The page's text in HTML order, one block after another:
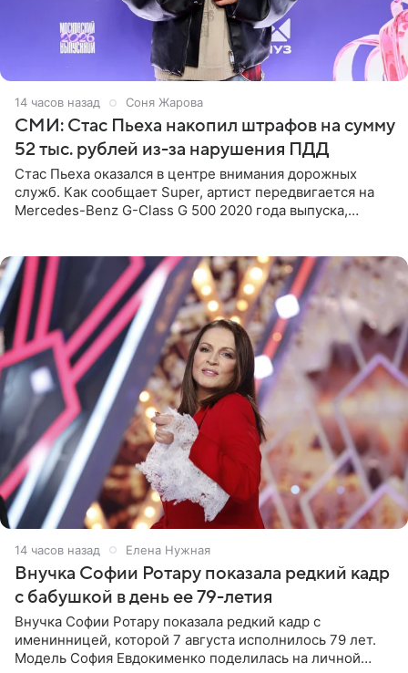
14 часов назад Соня Жарова
СМИ: Стас Пьеха накопил штрафов на сумму
52 тыс. рублей из-за нарушения ПДД
Стас Пьеха оказался в центре внимания дорожных
служб. Как сообщает Super, артист передвигается на
Mercedes-Benz G-Class G 500 2020 года выпуска,
14 часов назад Елена Нужная
Внучка Софии Ротару показала редкий кадр
с бабушкой в день ее 79-летия
Внучка Софии Ротару показала редкий кадр с
именинницей, которой 7 августа исполнилось 79 лет.
Модель София Евдокименко поделилась на личной